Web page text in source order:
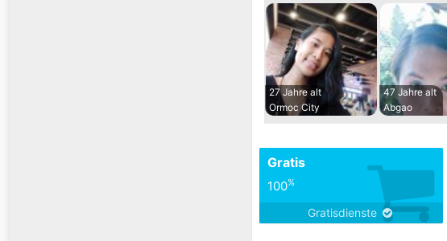
27 Jahre alt
Ormoc City
47 Jahre alt
Abgao
Gratis
100%
Gratisdienste